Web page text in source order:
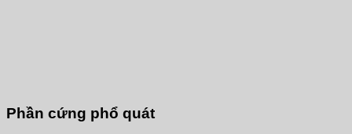
Phần cứng phổ quát